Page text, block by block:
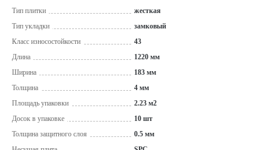
Тип плитки
жесткая
Тип укладки
замковый
Класс износостойкости
43
Длина
1220 мм
Ширина
183 мм
Толщина
4 мм
Площадь упаковки
2.23 м2
Досок в упаковке
10 шт
Толщина защитного слоя
0.5 мм